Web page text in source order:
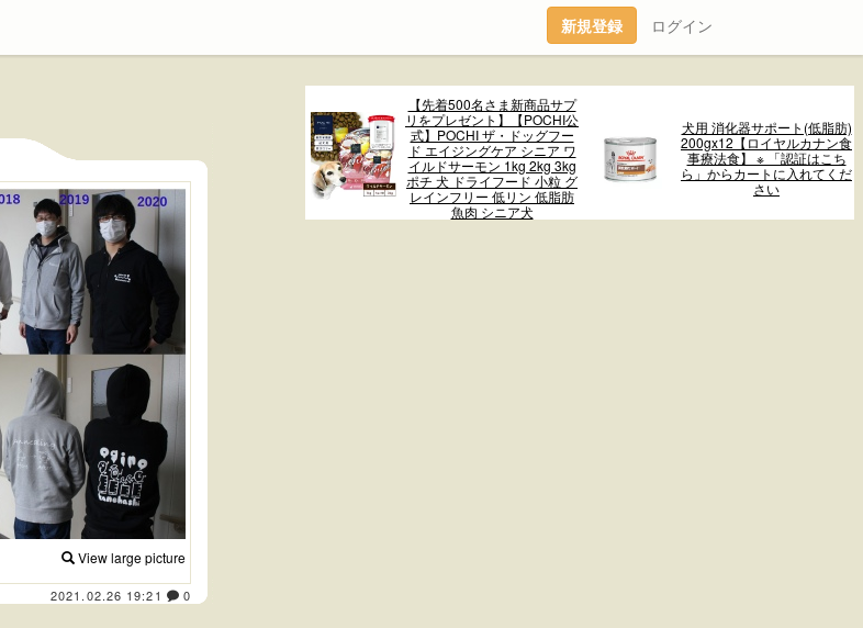
新規登録 ログイン
【先着500名さま新商品サプ
リをプレゼント】【POCHI公
式】POCHI ザ・ドッグフー
ド エイジングケア シニア ワ
イルドサーモン 1kg 2kg 3kg
ポチ 犬 ドライフード 小粒 グ
レインフリー 低リン 低脂肪
魚肉 シニア犬
犬用 消化器サポート(低脂肪)
200gx12【ロイヤルカナン食
事療法食】 ※ 「認証はこち
ら」からカートに入れてくだ
さい
View large picture
2021.02.26 19:21 0